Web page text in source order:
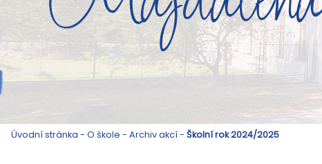
Úvodní stránka - O škole - Archiv akcí- Školní rok 2024/2025